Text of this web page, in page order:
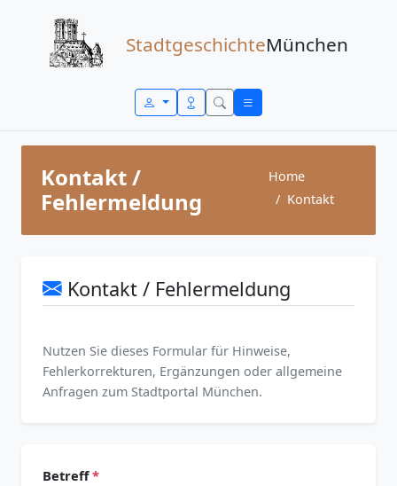
StadtgeschichteMünchen
Kontakt /
Fehlermeldung
Home
Kontakt
Kontakt / Fehlermeldung
Nutzen Sie dieses Formular für Hinweise,
Fehlerkorrekturen, Ergänzungen oder allgemeine
Anfragen zum Stadtportal München.
Betreff*